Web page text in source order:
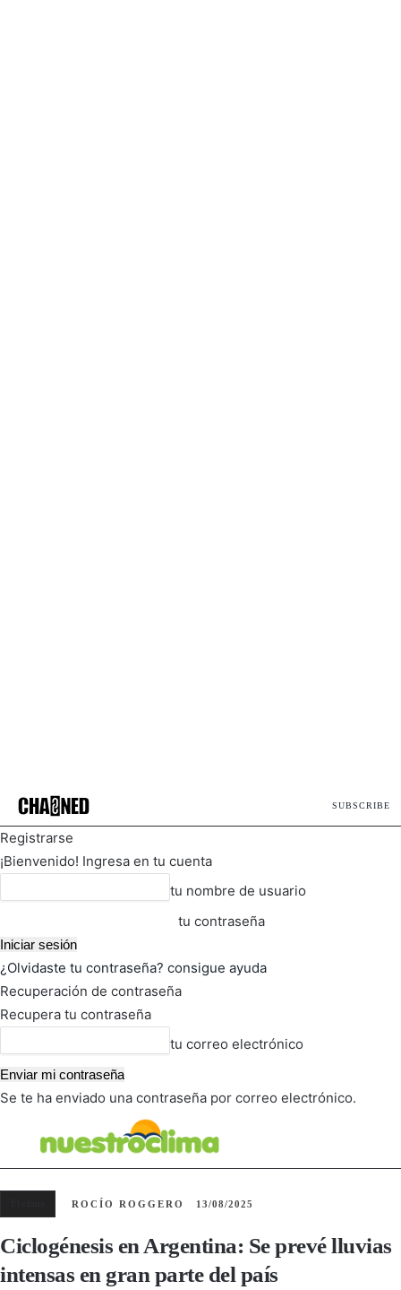
SUBSCRIBE
Registrarse
¡Bienvenido! Ingresa en tu cuenta
tu nombre de usuario
tu contraseña
¿Olvidaste tu contraseña? consigue ayuda
Recuperación de contraseña
Recupera tu contraseña
tu correo electrónico
Se te ha enviado una contraseña por correo electrónico.
ROCÍO ROGGERO 13/08/2025
Ciclogénesis en Argentina: Se prevé lluvias
intensas en gran parte del país